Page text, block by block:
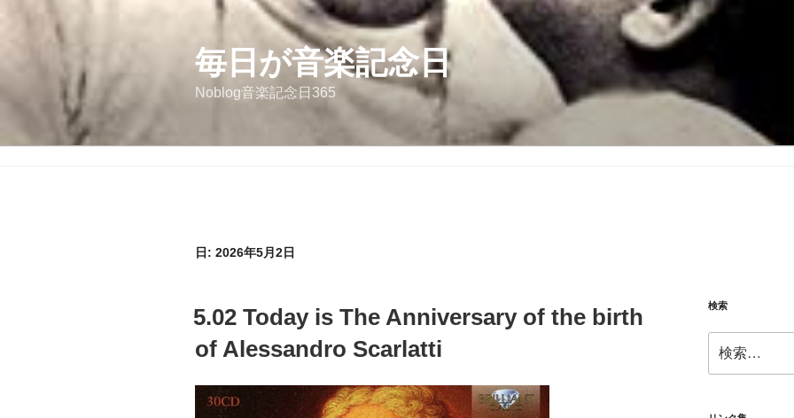
毎日が音楽記念日
Noblog音楽記念日365
日: 2026年5月2日
稿
5.02 Today is The Anniversary of the birth
of Alessandro Scarlatti
検索
索: